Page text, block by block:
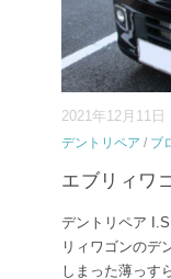
2021年12月11日
デントリペア / ブ
エブリィワ
デントリペア
リィワゴンのデ
しまった薄っす